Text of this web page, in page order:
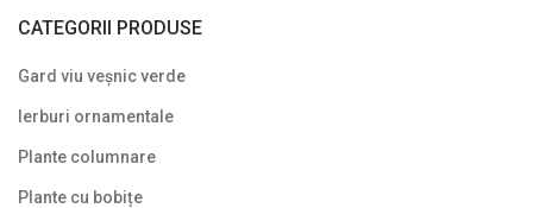
CATEGORII PRODUSE
Gard viu veșnic verde
Ierburi ornamentale
Plante columnare
Plante cu bobițe